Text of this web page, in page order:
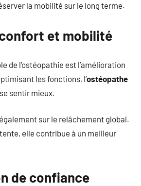
la mobilité sur le long terme.
et mobilité
de l’ostéopathie est l’amélioration
les fonctions, l’ostéopathe
sentir mieux.
sur le relâchement global.
elle contribue à un meilleur
de confiance